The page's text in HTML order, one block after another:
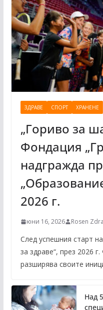
ЗДРАВЕ СПОРТ ХРАНЕНЕ
„Гориво за
Фондация
надгражда
2026 г.
юни 16, 2026 Rosen
След успешния старт
за здраве“, през 2026
разширява своите
Над